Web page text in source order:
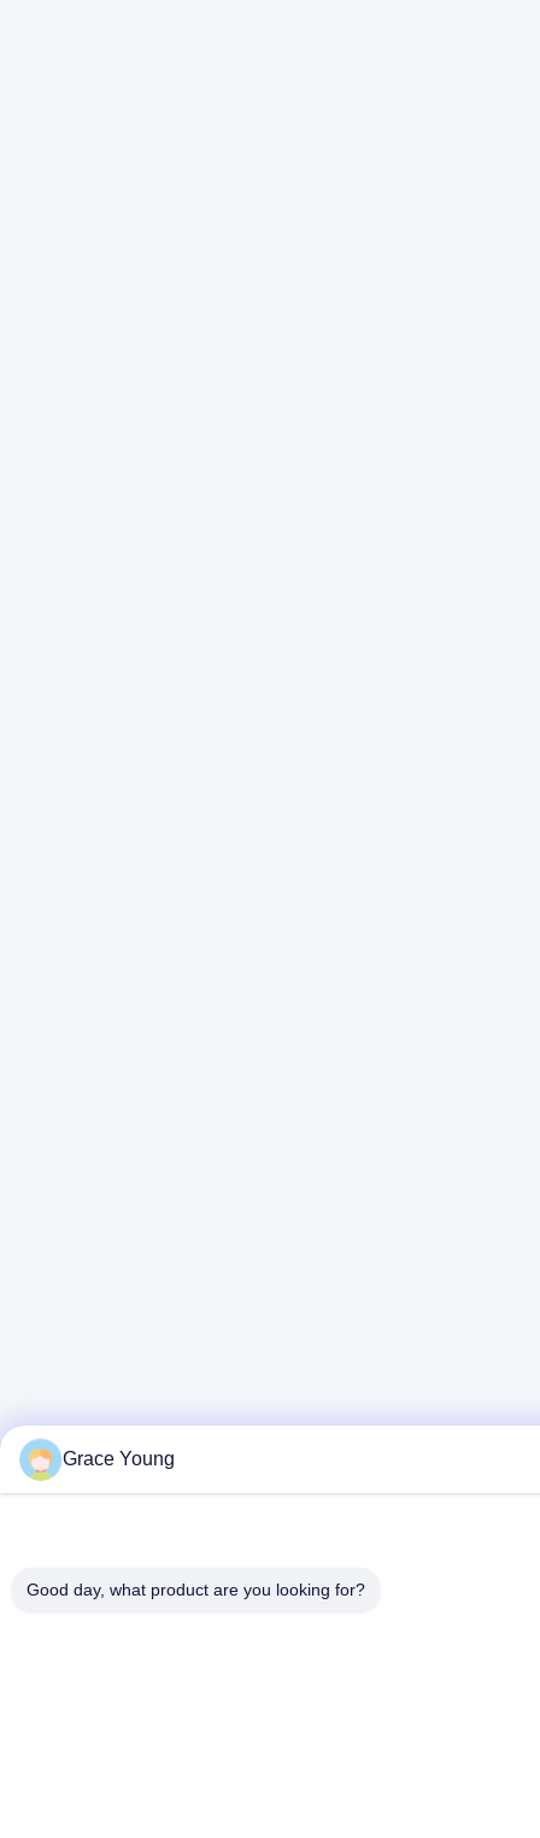
Grace Young
Good day, what product are you looking for?